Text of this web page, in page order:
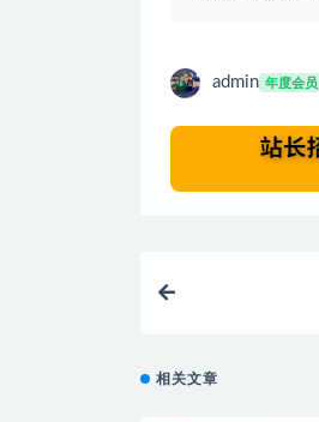
admin 年度会员
相关文章